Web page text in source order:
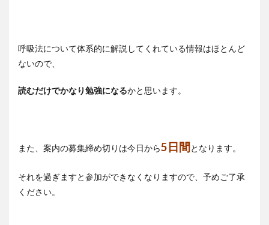
呼吸法について体系的に解説してくれている情報はほとんど
ないので、
読むだけでかなり勉強になるかと思います。
また、案内の募集締め切りは今日から5日間 となります。
それを過ぎますと参加ができなくなりますので、予めご了承
ください。